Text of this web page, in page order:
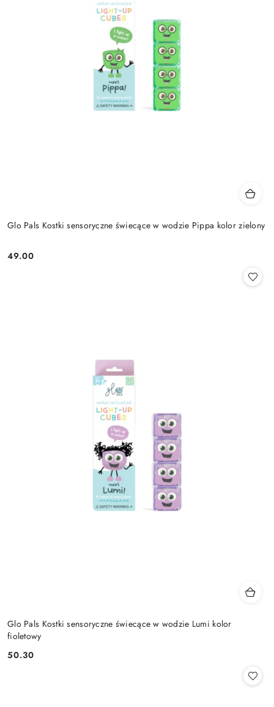
Glo Pals Kostki sensoryczne świecące w wodzie Pippa kolor zielony
Cena:
49.00
Glo Pals Kostki sensoryczne świecące w wodzie Lumi kolor
fioletowy
Cena:
50.30